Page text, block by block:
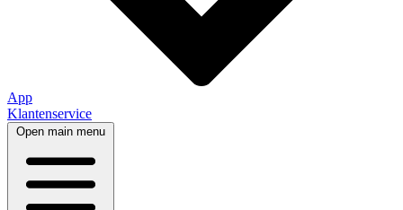
App
Klantenservice
Open main menu